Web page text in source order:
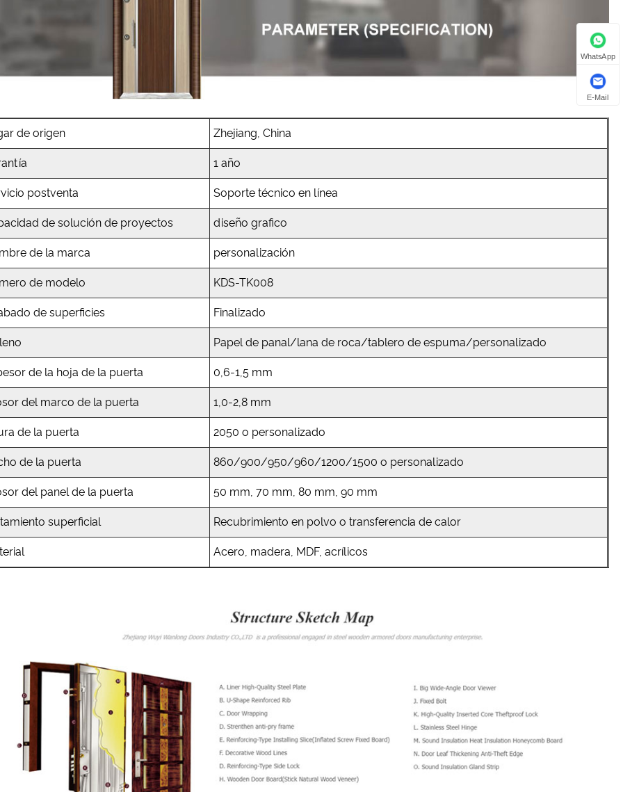
de origen Zhejiang, China
1 año
postventa Soporte técnico en línea
de solución de proyectos diseño grafico
de la marca personalización
de modelo KDS-TK008
de superficies Finalizado
Papel de panal/lana de roca/tablero de espuma/personalizado
de la hoja de la puerta 0,6-1,5 mm
del marco de la puerta 1,0-2,8 mm
de la puerta 2050 o personalizado
de la puerta 860/900/950/960/1200/1500 o personalizado
del panel de la puerta 50 mm, 70 mm, 80 mm, 90 mm
superficial Recubrimiento en polvo o transferencia de calor
Acero, madera, MDF, acrílicos
WhatsApp
E-Mail